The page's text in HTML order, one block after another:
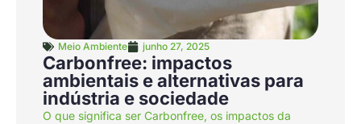
Meio Ambiente junho 27, 2025
Carbonfree: impactos
ambientais e alternativas para
indústria e sociedade
O que significa ser Carbonfree, os impactos da